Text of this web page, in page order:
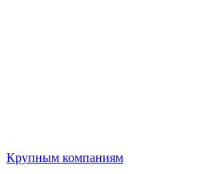
Крупным компаниям